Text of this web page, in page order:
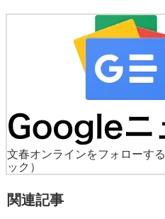
文春オンラインをフォローする
ック）
関連記事